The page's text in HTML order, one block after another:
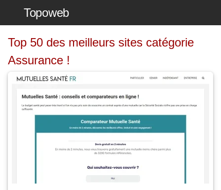
Topoweb
Top 50 des meilleurs sites catégorie
Assurance !